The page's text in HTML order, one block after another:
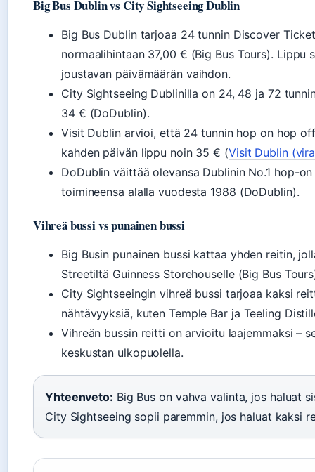
Big Bus Dublin vs City Sightseeing Dublin
Big Bus Dublin tarjoaa 24 tunnin Discover
normaalihintaan 37,00 € (Big Bus Tours). Lippu
joustavan päivämäärän vaihdon.
City Sightseeing Dublinilla on 24, 48 ja 72
34 € (DoDublin).
Visit Dublin arvioi, että 24 tunnin hop on hop
kahden päivän lippu noin 35 € (Visit Dublin
DoDublin väittää olevansa Dublinin No.1 hop-
toimineensa alalla vuodesta 1988 (DoDublin).
Vihreä bussi vs punainen bussi
Big Busin punainen bussi kattaa yhden reitin,
Streetiltä Guinness Storehouselle (Big Bus
City Sightseeingin vihreä bussi tarjoaa kaksi
nähtävyyksiä, kuten Temple Bar ja Teeling
Vihreän bussin reitti on arvioitu laajemmaksi –
keskustan ulkopuolella.
Yhteenveto: Big Bus on vahva valinta, jos haluat
City Sightseeing sopii paremmin, jos haluat kaksi